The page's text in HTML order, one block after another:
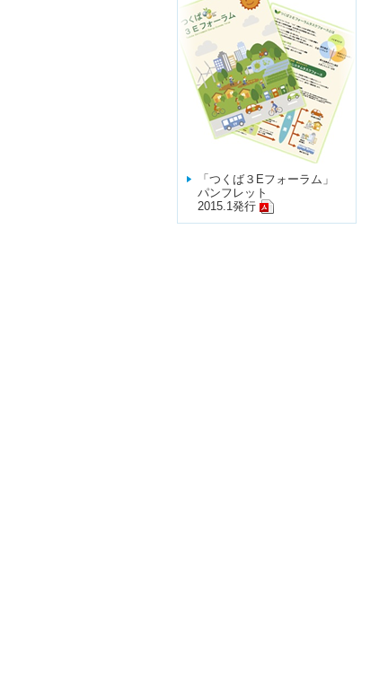
「つくば３Eフォーラム」
パンフレット
2015.1発行